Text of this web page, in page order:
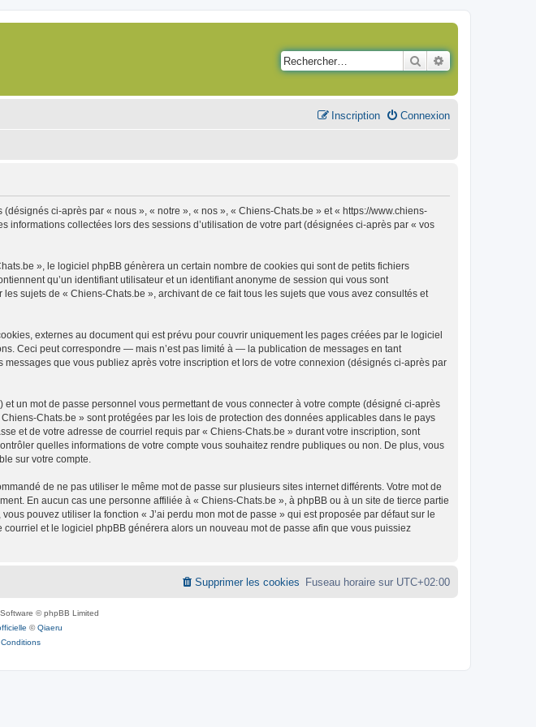
Rechercher
Connexion
Inscription
ci-après par « nous », « notre », « nos », « Chiens-Chats.be » et « https://www.chiens-
collectées lors des sessions d’utilisation de votre part (désignées ci-après par « vos
», le logiciel phpBB génèrera un certain nombre de cookies qui sont de petits fichiers
qu’un identifiant utilisateur et un identifiant anonyme de session qui vous sont
sujets de « Chiens-Chats.be », archivant de ce fait tous les sujets que vous avez consultés et
externes au document qui est prévu pour couvrir uniquement les pages créées par le logiciel
Ceci peut correspondre — mais n’est pas limité à — la publication de messages en tant
que vous publiez après votre inscription et lors de votre connexion (désignés ci-après par
un mot de passe personnel vous permettant de vous connecter à votre compte (désigné ci-après
Chats.be » sont protégées par les lois de protection des données applicables dans le pays
et de votre adresse de courriel requis par « Chiens-Chats.be » durant votre inscription, sont
quelles informations de votre compte vous souhaitez rendre publiques ou non. De plus, vous
sur votre compte.
de ne pas utiliser le même mot de passe sur plusieurs sites internet différents. Votre mot de
En aucun cas une personne affiliée à « Chiens-Chats.be », à phpBB ou à un site de tierce partie
pouvez utiliser la fonction « J’ai perdu mon mot de passe » qui est proposée par défaut sur le
et le logiciel phpBB générera alors un nouveau mot de passe afin que vous puissiez
Fuseau horaire sur UTC+02:00
Supprimer les cookies
© phpBB Limited
©Qiaeru
Conditions